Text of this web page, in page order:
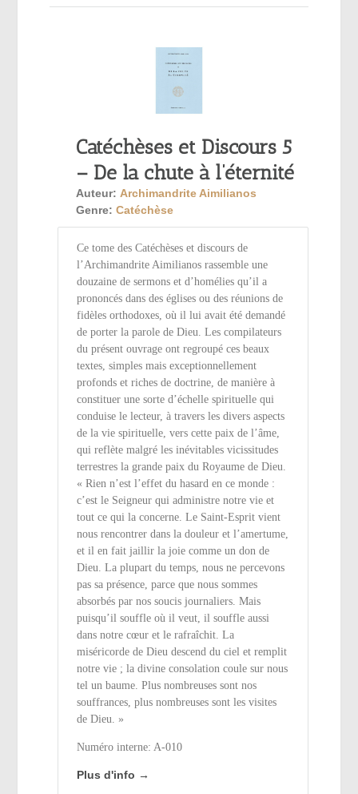
Catéchèses et Discours 5
– De la chute à l’éternité
Auteur: Archimandrite Aimilianos
Genre: Catéchèse
Ce tome des Catéchèses et discours de
l’Archimandrite Aimilianos rassemble une
douzaine de sermons et d’homélies qu’il a
prononcés dans des églises ou des réunions de
fidèles orthodoxes, où il lui avait été demandé
de porter la parole de Dieu. Les compilateurs
du présent ouvrage ont regroupé ces beaux
textes, simples mais exceptionnellement
profonds et riches de doctrine, de manière à
constituer une sorte d’échelle spirituelle qui
conduise le lecteur, à travers les divers aspects
de la vie spirituelle, vers cette paix de l’âme,
qui reflète malgré les inévitables vicissitudes
terrestres la grande paix du Royaume de Dieu.
« Rien n’est l’effet du hasard en ce monde :
c’est le Seigneur qui administre notre vie et
tout ce qui la concerne. Le Saint-Esprit vient
nous rencontrer dans la douleur et l’amertume,
et il en fait jaillir la joie comme un don de
Dieu. La plupart du temps, nous ne percevons
pas sa présence, parce que nous sommes
absorbés par nos soucis journaliers. Mais
puisqu’il souffle où il veut, il souffle aussi
dans notre cœur et le rafraîchit. La
miséricorde de Dieu descend du ciel et remplit
notre vie ; la divine consolation coule sur nous
tel un baume. Plus nombreuses sont nos
souffrances, plus nombreuses sont les visites
de Dieu. »
Numéro interne: A-010
Plus d'info →